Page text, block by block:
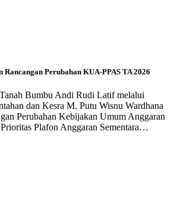
Rancangan Perubahan KUA-PPAS TA 2026
Bumbu Andi Rudi Latif melalui
dan Kesra M. Putu Wisnu Wardhana
Perubahan Kebijakan Umum Anggaran
Plafon Anggaran Sementara…